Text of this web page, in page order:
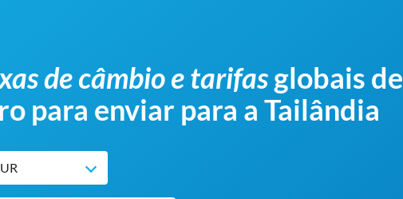
de câmbio e tarifasglobais de
para enviar para a Tailândia